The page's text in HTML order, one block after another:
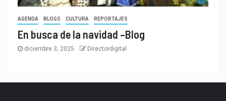
AGENDA BLOGS CULTURA REPORTAJES
En busca de la navidad –Blog
diciembre 3, 2025 Directordigital